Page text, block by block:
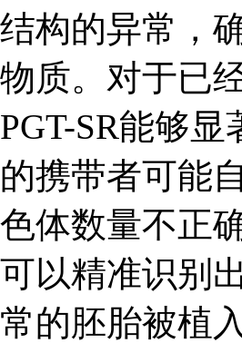
结构的异常，
物质。对于已
PGT-SR能够
的携带者可能
色体数量不正
可以精准识别
常的胚胎被植